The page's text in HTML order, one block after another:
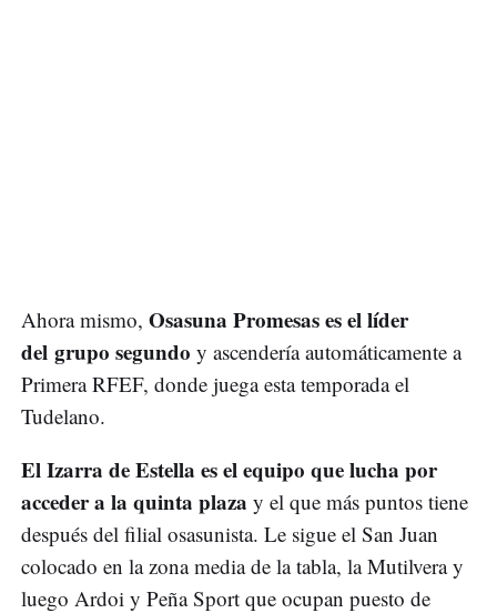
Ahora mismo, Osasuna Promesas es el líder
del grupo segundo y ascendería automáticamente a
Primera RFEF, donde juega esta temporada el
Tudelano.
El Izarra de Estella es el equipo que lucha por
acceder a la quinta plaza y el que más puntos tiene
después del filial osasunista. Le sigue el San Juan
colocado en la zona media de la tabla, la Mutilvera y
luego Ardoi y Peña Sport que ocupan puesto de